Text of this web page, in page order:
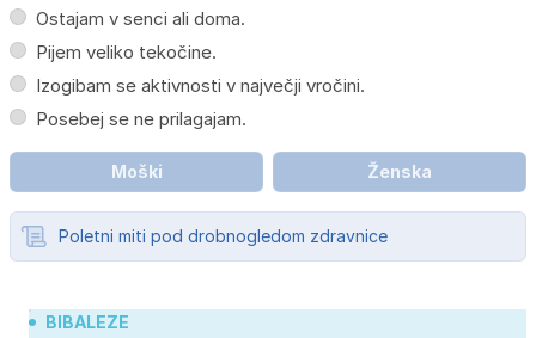
Ostajam v senci ali doma.
Pijem veliko tekočine.
Izogibam se aktivnosti v največji vročini.
Posebej se ne prilagajam.
Moški Ženska
Poletni miti pod drobnogledom zdravnice
BIBALEZE